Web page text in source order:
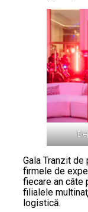
Gala Tranzit
firmele de
fiecare an câte
filialele
logistică.